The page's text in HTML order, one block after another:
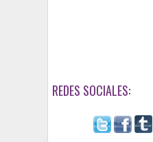
REDES SOCIALES: